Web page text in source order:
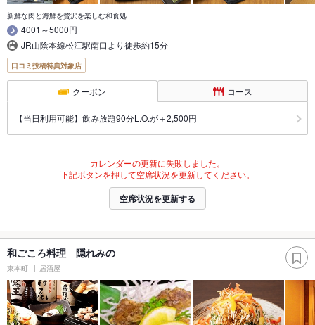
新鮮な肉と海鮮を贅沢を楽しむ和食処
4001～5000円
JR山陰本線松江駅南口より徒歩約15分
口コミ投稿特典対象店
クーポン コース
【当日利用可能】飲み放題90分L.O.が＋2,500円
カレンダーの更新に失敗しました。
下記ボタンを押して空席状況を更新してください。
空席状況を更新する
和ごころ料理 隠れみの
東本町 居酒屋